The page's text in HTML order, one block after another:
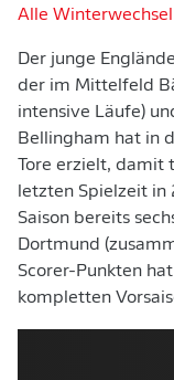
Alle
Der junge
der im Mittelfeld
intensive Läufe)
Bellingham hat in
Tore erzielt,
letzten Spielzeit
Saison bereits
Dortmund
Scorer-Punkten
kompletten